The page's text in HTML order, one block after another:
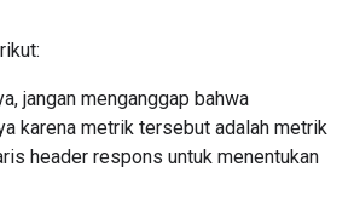
jangan menganggap bahwa
karena metrik tersebut adalah metrik
header respons untuk menentukan